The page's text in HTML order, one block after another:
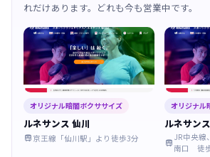
れだけあります。どれも今も営業中です。
オリジナル暗闇ボクササイズ
ルネサンス 仙川
 京王線「仙川駅」より徒歩3分
オリジナル
ルネサン

JR中央線
南口 徒